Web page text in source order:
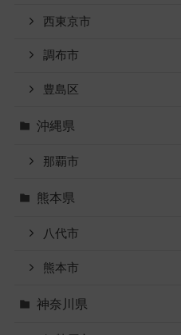
西東京市
調布市
豊島区
沖縄県
那覇市
熊本県
八代市
熊本市
神奈川県